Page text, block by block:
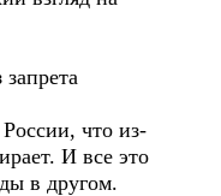
что из-
И все это
в другом.